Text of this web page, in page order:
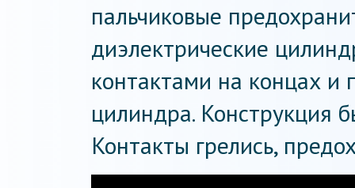
пальчиковые
диэлектрические
контактами на концах и
цилиндра. Конструкция
Контакты грелись,